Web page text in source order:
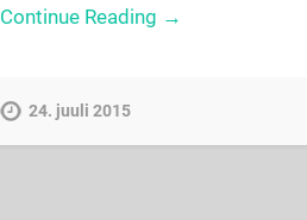
Continue Reading →
24. juuli 2015